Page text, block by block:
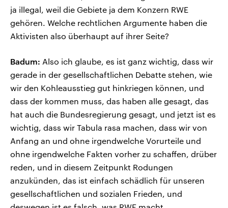
ja illegal, weil die Gebiete ja dem Konzern RWE
gehören. Welche rechtlichen Argumente haben die
Aktivisten also überhaupt auf ihrer Seite?
Badum: Also ich glaube, es ist ganz wichtig, dass wir
gerade in der gesellschaftlichen Debatte stehen, wie
wir den Kohleausstieg gut hinkriegen können, und
dass der kommen muss, das haben alle gesagt, das
hat auch die Bundesregierung gesagt, und jetzt ist es
wichtig, dass wir Tabula rasa machen, dass wir von
Anfang an und ohne irgendwelche Vorurteile und
ohne irgendwelche Fakten vorher zu schaffen, drüber
reden, und in diesem Zeitpunkt Rodungen
anzukünden, das ist einfach schädlich für unseren
gesellschaftlichen und sozialen Frieden, und